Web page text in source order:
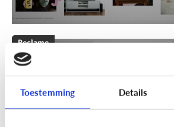
Toestemming Details
Reclame
[Klik & Print]